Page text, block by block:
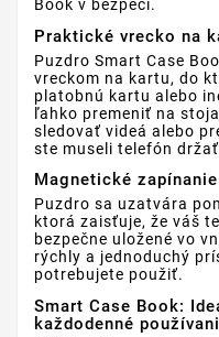
Book v bezpečí.
Praktické vrecko na
Puzdro Smart Case
vreckom na kartu, do
platobnú kartu alebo
ľahko premeniť na
sledovať videá alebo
ste museli telefón
Magnetické
Puzdro sa uzatvára
ktorá zaisťuje, že váš
bezpečne uložené vo
rýchly a jednoduchý
potrebujete použiť.
Smart Case Book:
každodenné